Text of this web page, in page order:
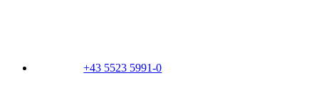
+43 5523 5991-0